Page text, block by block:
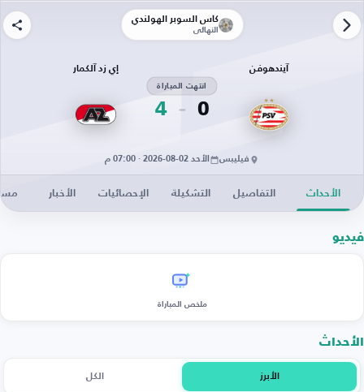
كأس السوبر الهولندي
النهائي
آيندهوفن
0
انتهت المباراة
4
إي زد آلكمار
فيليبس الأحد 02-08-2026 · 07:00 م
الأحداث التفاصيل التشكيلة الإحصائيات الأخبار
فيديو
ملخص المباراة
الأحداث
الأبرز الكل